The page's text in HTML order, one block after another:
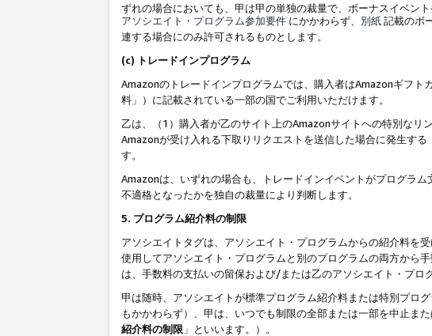
ずれの場合においても、甲は甲の単独の裁量で、ボーナスイベン
アソシエイト・プログラム参加要件 にかかわらず、 別紙記載のボ
連する場合にのみ許可されるものとします。
(c) トレードインプログラム
Amazonのトレードインプログラムでは、購入者はAmazonギフ
料」）に記載されている一部の国でご利用いただけます。
乙は、（1）購入者が乙のサイト上のAmazonサイトへの特別なリ
Amazonが受け入れる下取りリクエストを送信した場合に発生す
す。
Amazonは、いずれの場合も、トレードインイベントがプログラ
不適格となったかを独自の裁量により判断します。
5. プログラム紹介料の制限
アソシエイトタグは、アソシエイト・プログラムからの紹介料を
使用してアソシエイト・プログラムと別のプログラムの両方から
は、手数料の支払いの留保および/または乙のアソシエイト・プロ
甲は随時、アソシエイトが標準プログラム紹介料または特別プロ
もかかわらず）、甲は、いつでも制限の全部または一部を中止ま
紹介料の制限 」といいます。）。